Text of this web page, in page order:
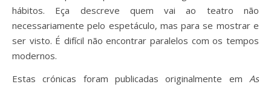
hábitos. Eça descreve quem vai ao teatro não
necessariamente pelo espetáculo, mas para se mostrar e
ser visto. É difícil não encontrar paralelos com os tempos
modernos.
Estas crónicas foram publicadas originalmente em As